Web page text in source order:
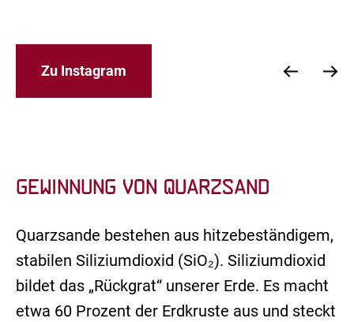
Zu Instagram
Gewinnung von Quarzsand
Quarzsande bestehen aus hitzebeständigem,
stabilen Siliziumdioxid (SiO₂). Siliziumdioxid
bildet das „Rückgrat“ unserer Erde. Es macht
etwa 60 Prozent der Erdkruste aus und steckt